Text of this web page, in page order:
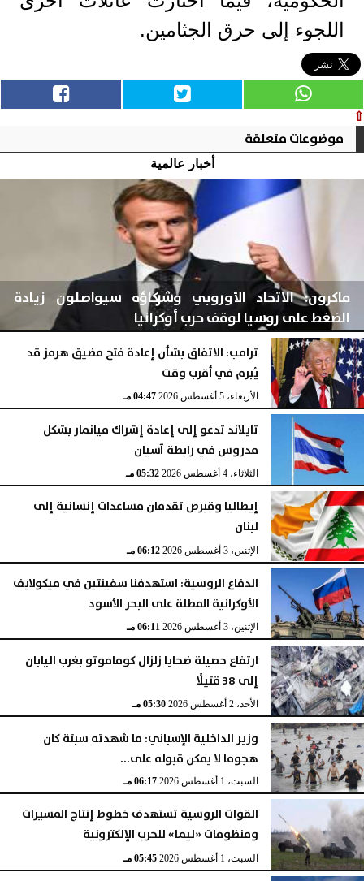
اللجوء إلى حرق الجثامين.
⇧
موضوعات متعلقة
أخبار عالمية
ماكرون: الاتحاد الأوروبي وشركاؤه سيواصلون زيادة
الضغط على روسيا لوقف حرب أوكرانيا
الأربعاء، 5 أغسطس 2026 04:48 مـ
ترامب: الاتفاق بشأن إعادة فتح مضيق هرمز قد
يُبرم في أقرب وقت
الأربعاء، 5 أغسطس 2026 04:47 مـ
تايلاند تدعو إلى إعادة إشراك ميانمار بشكل
مدروس في رابطة آسيان
الثلاثاء، 4 أغسطس 2026 05:32 مـ
إيطاليا وقبرص تقدمان مساعدات إنسانية إلى
لبنان
الإثنين، 3 أغسطس 2026 06:12 مـ
الدفاع الروسية: استهدفنا سفينتين في ميكولايف
الأوكرانية المطلة على البحر الأسود
الإثنين، 3 أغسطس 2026 06:11 مـ
ارتفاع حصيلة ضحايا زلزال كوماموتو بغرب اليابان
إلى 38 قتيلًا
الأحد، 2 أغسطس 2026 05:30 مـ
وزير الداخلية الإسباني: ما شهدته سبتة كان
هجوما لا يمكن قبوله على...
السبت، 1 أغسطس 2026 06:17 مـ
القوات الروسية تستهدف خطوط إنتاج المسيرات
ومنظومات «ليما» للحرب الإلكترونية
السبت، 1 أغسطس 2026 05:45 مـ